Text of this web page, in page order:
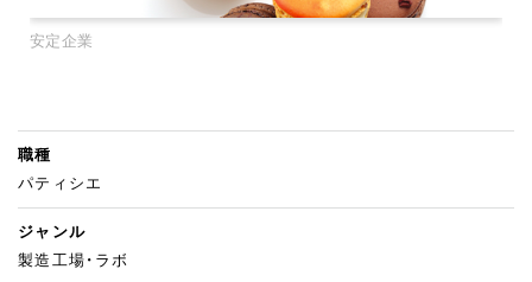
安定企業
職種
パティシエ
ジャンル
製造工場・ラボ